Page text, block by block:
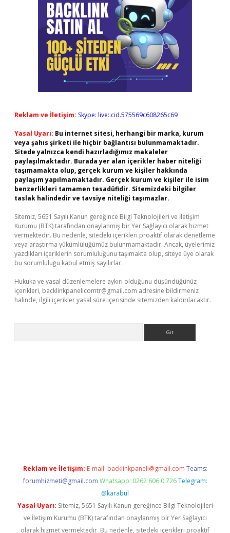
Reklam ve İletişim: Skype: live:.cid.575569c608265c69
Yasal Uyarı: Bu internet sitesi, herhangi bir marka, kurum
veya şahıs şirketi ile hiçbir bağlantısı bulunmamaktadır.
Sitede yalnızca kendi hazırladığımız makaleler
paylaşılmaktadır. Burada yer alan içerikler haber niteliği
taşımamakta olup, gerçek kurum ve kişiler hakkında
paylaşım yapılmamaktadır. Gerçek kurum ve kişiler ile isim
benzerlikleri tamamen tesadüfidir. Sitemizdeki bilgiler
taslak halindedir ve tavsiye niteliği taşımazlar.
Sitemiz, 5651 Sayılı Kanun gereğince Bilgi Teknolojileri ve İletişim
Kurumu (BTK) tarafından onaylanmış bir Yer Sağlayıcı olarak hizmet
vermektedir. Bu nedenle, sitedeki içerikleri proaktif olarak denetleme
veya araştırma yükümlülüğümüz bulunmamaktadır. Ancak, üyelerimiz
yazdıkları içeriklerin sorumluluğunu taşımakta olup, siteye üye olarak
bu sorumluluğu kabul etmiş sayılırlar.
Hukuka ve yasal düzenlemelere aykırı olduğunu düşündüğünüz
içerikleri, backlinkpanelicomtr@gmail.com adresine bildirmeniz
halinde, ilgili içerikler yasal süre içerisinde sitemizden kaldırılacaktır.
Reklam ve İletişim: E-mail: backlinkpaneli@gmail.com Teams:
forumhizmeti@gmail.com Whatsapp: 0262 606 0 726 Telegram:
@karabul
Yasal Uyarı: Sitemiz, 5651 Sayılı Kanun gereğince Bilgi Teknolojileri
ve İletişim Kurumu (BTK) tarafından onaylanmış bir Yer Sağlayıcı
olarak hizmet vermektedir. Bu nedenle, sitedeki içerikleri proaktif